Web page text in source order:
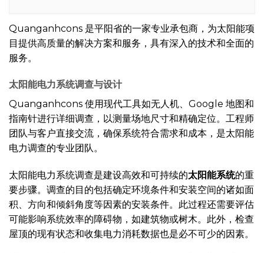
Quanganhcons 是平阳省的一家专业承包商，为太阳能项
目提供高质量的解决方案和服务，具有深入的技术和全面的
服务。
太阳能电力系统调查与设计
Quanganhcons 使用现代工具如无人机、Google 地图和
指南针进行详细调查，以测量场地尺寸和精确定位。工程师
团队与客户直接交流，确保系统符合需求和成本，是太阳能
电力调查的专业团队。
太阳能电力系统调查是建设高效和可持续的太阳能系统的重
要步骤。调查的目的包括确定环境条件和安装空间的诸如面
积、方向和倾斜角度等因素的安装条件。此过程还需要评估
可能影响系统效率的障碍物，如建筑物或树木。此外，检查
屋顶的现有状态和收集电力消耗数据也是必不可少的因素。